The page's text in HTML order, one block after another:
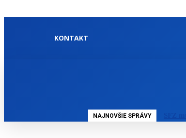
KONTAKT
NAJNOVŠIE SPRÁVY SFZ